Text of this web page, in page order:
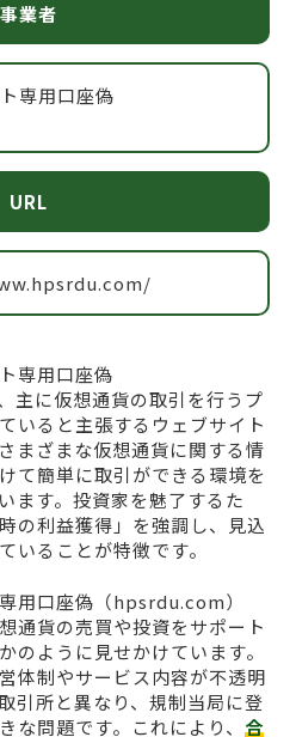
事業者
専用口座偽
URL
専用口座偽
主に仮想通貨の取引を行うプ
いると主張するウェブサイト
まざまな仮想通貨に関する情
て簡単に取引ができる環境を
ます。投資家を魅了するた
の利益獲得」を強調し、見込
いることが特徴です。
用口座偽（hpsrdu.com）
通貨の売買や投資をサポート
のように見せかけています。
体制やサービス内容が不透明
引所と異なり、規制当局に登
な問題です。これにより、 合